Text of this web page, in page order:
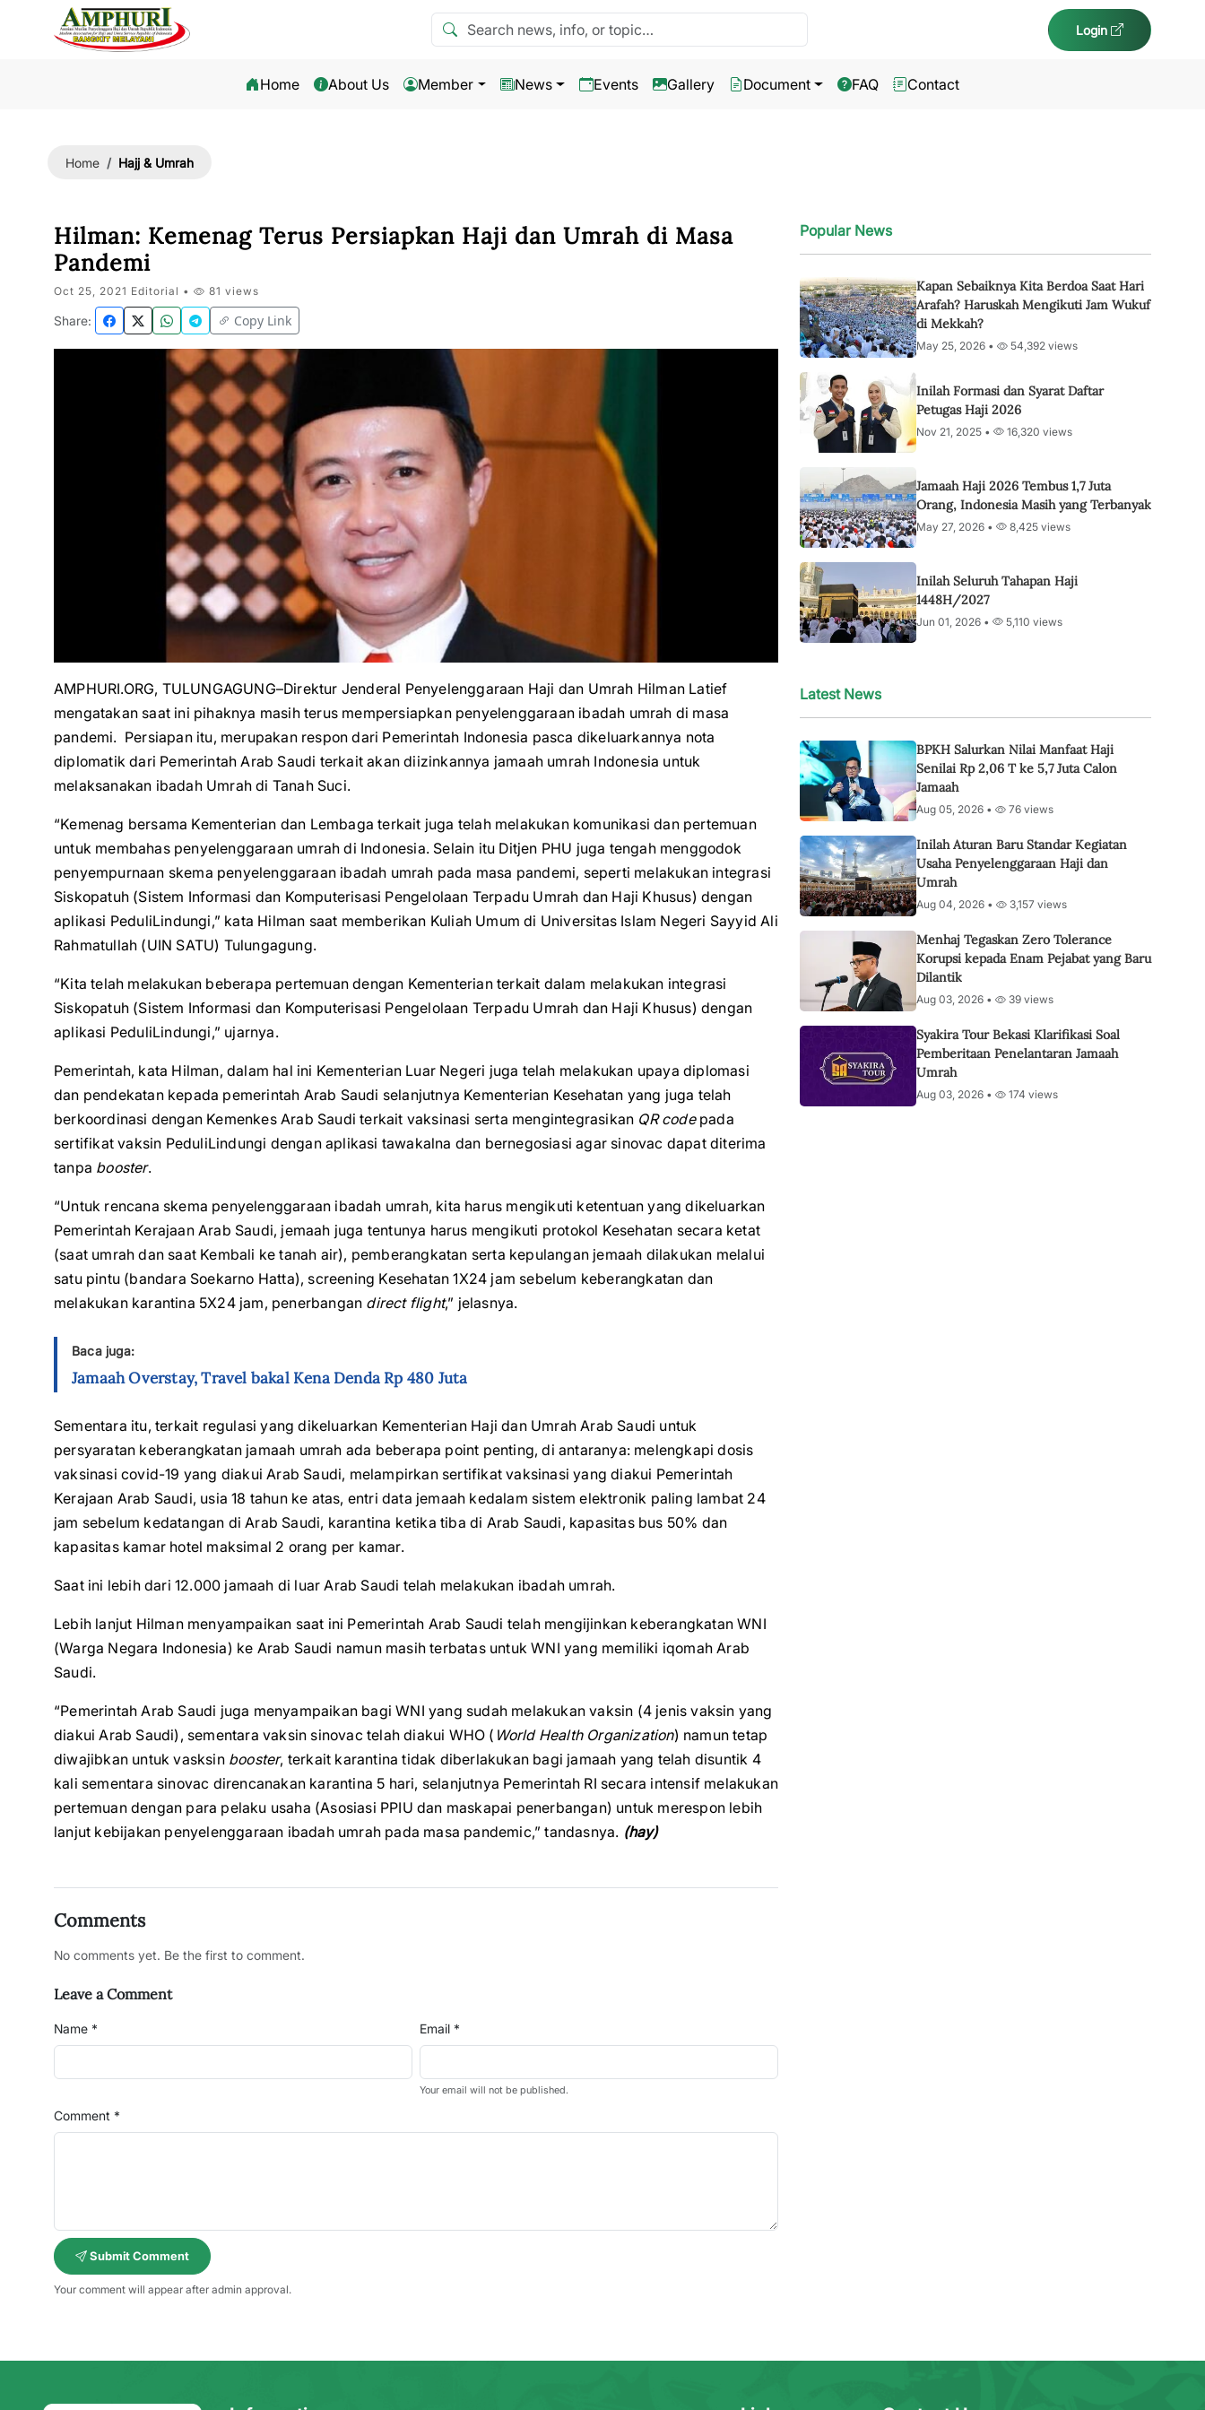
Search news Login
Home About Us Member News Events Gallery Document FAQ Contact
Home Hajj & Umrah
Hilman: Kemenag Terus Persiapkan Haji dan Umrah di Masa
Pandemi
Oct 25, 2021 Editorial • 81 views
Share: Copy Link
AMPHURI.ORG, TULUNGAGUNG–Direktur Jenderal Penyelenggaraan Haji dan Umrah Hilman Latief
mengatakan saat ini pihaknya masih terus mempersiapkan penyelenggaraan ibadah umrah di masa
pandemi. Persiapan itu, merupakan respon dari Pemerintah Indonesia pasca dikeluarkannya nota
diplomatik dari Pemerintah Arab Saudi terkait akan diizinkannya jamaah umrah Indonesia untuk
melaksanakan ibadah Umrah di Tanah Suci.
“Kemenag bersama Kementerian dan Lembaga terkait juga telah melakukan komunikasi dan pertemuan
untuk membahas penyelenggaraan umrah di Indonesia. Selain itu Ditjen PHU juga tengah menggodok
penyempurnaan skema penyelenggaraan ibadah umrah pada masa pandemi, seperti melakukan integrasi
Siskopatuh (Sistem Informasi dan Komputerisasi Pengelolaan Terpadu Umrah dan Haji Khusus) dengan
aplikasi PeduliLindungi,” kata Hilman saat memberikan Kuliah Umum di Universitas Islam Negeri Sayyid Ali
Rahmatullah (UIN SATU) Tulungagung.
“Kita telah melakukan beberapa pertemuan dengan Kementerian terkait dalam melakukan integrasi
Siskopatuh (Sistem Informasi dan Komputerisasi Pengelolaan Terpadu Umrah dan Haji Khusus) dengan
aplikasi PeduliLindungi,” ujarnya.
Pemerintah, kata Hilman, dalam hal ini Kementerian Luar Negeri juga telah melakukan upaya diplomasi
dan pendekatan kepada pemerintah Arab Saudi selanjutnya Kementerian Kesehatan yang juga telah
berkoordinasi dengan Kemenkes Arab Saudi terkait vaksinasi serta mengintegrasikan QR codepada
sertifikat vaksin PeduliLindungi dengan aplikasi tawakalna dan bernegosiasi agar sinovac dapat diterima
tanpa booster.
“Untuk rencana skema penyelenggaraan ibadah umrah, kita harus mengikuti ketentuan yang dikeluarkan
Pemerintah Kerajaan Arab Saudi, jemaah juga tentunya harus mengikuti protokol Kesehatan secara ketat
(saat umrah dan saat Kembali ke tanah air), pemberangkatan serta kepulangan jemaah dilakukan melalui
satu pintu (bandara Soekarno Hatta), screening Kesehatan 1X24 jam sebelum keberangkatan dan
melakukan karantina 5X24 jam, penerbangan direct flight,” jelasnya.
Baca juga:
Jamaah Overstay, Travel bakal Kena Denda Rp 480 Juta
Sementara itu, terkait regulasi yang dikeluarkan Kementerian Haji dan Umrah Arab Saudi untuk
persyaratan keberangkatan jamaah umrah ada beberapa point penting, di antaranya: melengkapi dosis
vaksinasi covid-19 yang diakui Arab Saudi, melampirkan sertifikat vaksinasi yang diakui Pemerintah
Kerajaan Arab Saudi, usia 18 tahun ke atas, entri data jemaah kedalam sistem elektronik paling lambat 24
jam sebelum kedatangan di Arab Saudi, karantina ketika tiba di Arab Saudi, kapasitas bus 50% dan
kapasitas kamar hotel maksimal 2 orang per kamar.
Saat ini lebih dari 12.000 jamaah di luar Arab Saudi telah melakukan ibadah umrah.
Lebih lanjut Hilman menyampaikan saat ini Pemerintah Arab Saudi telah mengijinkan keberangkatan WNI
(Warga Negara Indonesia) ke Arab Saudi namun masih terbatas untuk WNI yang memiliki iqomah Arab
Saudi.
“Pemerintah Arab Saudi juga menyampaikan bagi WNI yang sudah melakukan vaksin (4 jenis vaksin yang
diakui Arab Saudi), sementara vaksin sinovac telah diakui WHO ( World Health Organization) namun tetap
diwajibkan untuk vasksin booster, terkait karantina tidak diberlakukan bagi jamaah yang telah disuntik 4
kali sementara sinovac direncanakan karantina 5 hari, selanjutnya Pemerintah RI secara intensif melakukan
pertemuan dengan para pelaku usaha (Asosiasi PPIU dan maskapai penerbangan) untuk merespon lebih
lanjut kebijakan penyelenggaraan ibadah umrah pada masa pandemic,” tandasnya. (hay)
Comments
No comments yet. Be the first to comment.
Leave a Comment
Name * Email *
Your email will not be published.
Comment *
Submit Comment
Your comment will appear after admin approval.
Popular News
Kapan Sebaiknya Kita Berdoa Saat Hari
Arafah? Haruskah Mengikuti Jam Wukuf
di Mekkah?
May 25, 2026 • 54,392 views
Inilah Formasi dan Syarat Daftar
Petugas Haji 2026
Nov 21, 2025 • 16,320 views
Jamaah Haji 2026 Tembus 1,7 Juta
Orang, Indonesia Masih yang Terbanyak
May 27, 2026 • 8,425 views
Inilah Seluruh Tahapan Haji
1448H/2027
Jun 01, 2026 • 5,110 views
Latest News
BPKH Salurkan Nilai Manfaat Haji
Senilai Rp 2,06 T ke 5,7 Juta Calon
Jamaah
Aug 05, 2026 • 76 views
Inilah Aturan Baru Standar Kegiatan
Usaha Penyelenggaraan Haji dan
Umrah
Aug 04, 2026 • 3,157 views
Menhaj Tegaskan Zero Tolerance
Korupsi kepada Enam Pejabat yang Baru
Dilantik
Aug 03, 2026 • 39 views
Syakira Tour Bekasi Klarifikasi Soal
Pemberitaan Penelantaran Jamaah
Umrah
Aug 03, 2026 • 174 views